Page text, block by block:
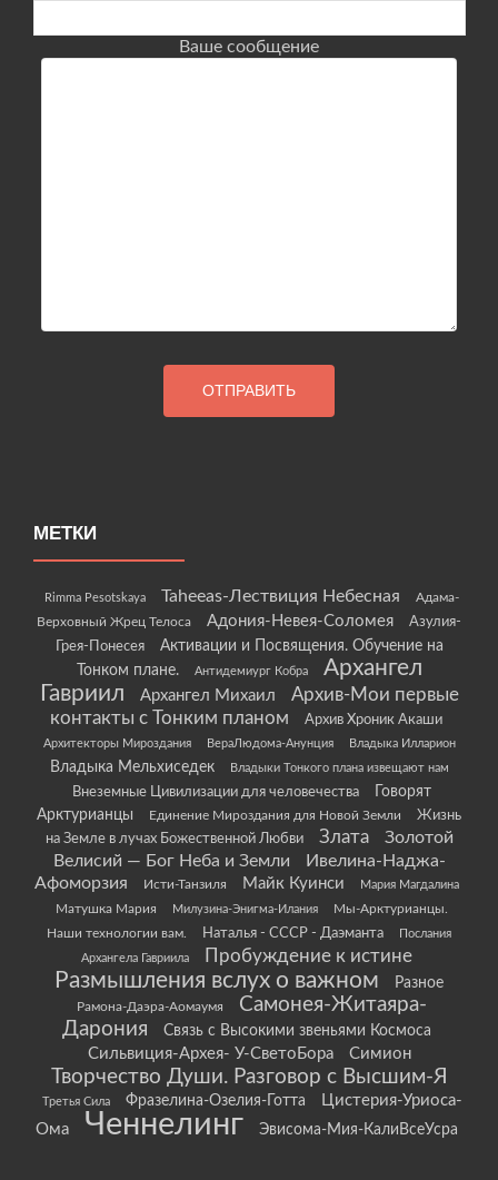
Ваше сообщение
МЕТКИ
Rimma Pesotskaya Taheeas-Лествиция Небесная
Адама-
Верховный Жрец Телоса
Адония-Невея-Соломея
Азулия-
Грея-Понесея
Активации и Посвящения. Обучение на
Тонком плане.
Антидемиург Кобра
Архангел
Гавриил
Архангел Михаил
Архив-Мои первые
контакты с Тонким планом
Архив Хроник Акаши
Архитекторы Мироздания ВераЛюдома-Анунция Владыка Илларион
Владыка Мельхиседек Владыки Тонкого плана извещают нам
Внеземные Цивилизации для человечества
Говорят
Арктурианцы
Единение Мироздания для Новой Земли
Жизнь
на Земле в лучах Божественной Любви
Злата
Золотой
Велисий — Бог Неба и Земли
Ивелина-Наджа-
Афоморзия
Исти-Танзиля Майк Куинси Мария Магдалина
Матушка Мария Милузина-Энигма-Илания
Мы-Арктурианцы.
Наши технологии вам.
Наталья - СССР - Даэманта
Послания
Архангела Гавриила
Пробуждение к истине
Размышления вслух о важном Разное
Рамона-Даэра-Аомаумя
Самонея-Житаяра-
Дарония
Связь с Высокими звеньями Космоса
Сильвиция-Архея- У-СветоБора Симион
Творчество Души. Разговор с Высшим-Я
Третья Сила Фразелина-Озелия-Готта
Цистерия-Уриоса-
Ома
Ченнелинг Эвисома-Мия-КалиВсеУсра